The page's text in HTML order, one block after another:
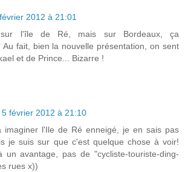
2012 à 21:01
l'île de Ré, mais sur Bordeaux, ça
Au fait, bien la nouvelle présentation, on sent
et de Prince... Bizarre !
5 février 2012 à 21:10
imaginer l'Ile de Ré enneigé, je en sais pas
je suis sur que c'est quelque chose à voir!
un avantage, pas de "cycliste-touriste-ding-
rues x))